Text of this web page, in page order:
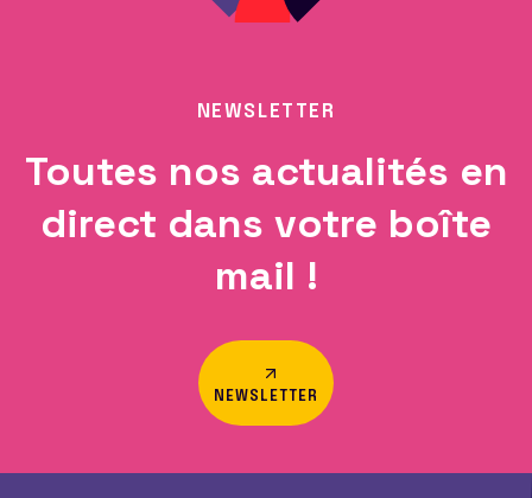
NEWSLETTER
Toutes nos actualités en
direct dans votre boîte
mail !
NEWSLETTER